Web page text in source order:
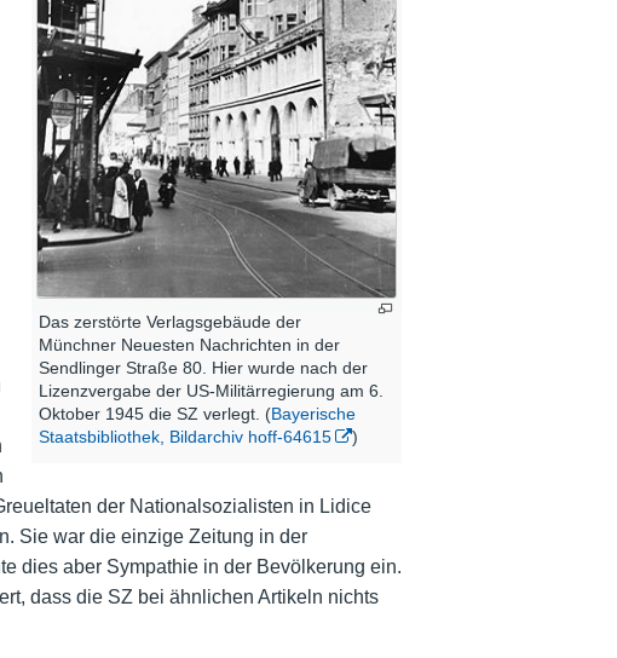
Das zerstörte Verlagsgebäude der
Münchner Neuesten Nachrichten in der
Sendlinger Straße 80. Hier wurde nach der
Lizenzvergabe der US-Militärregierung am 6.
Oktober 1945 die SZ verlegt. (Bayerische
Staatsbibliothek, Bildarchiv hoff-64615
)
der Nationalsozialisten in Lidice
Sie war die einzige Zeitung in der
dies aber Sympathie in der Bevölkerung ein.
dass die SZ bei ähnlichen Artikeln nichts